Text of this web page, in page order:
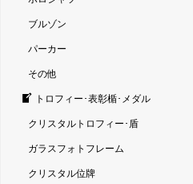
ブルゾン
パーカー
その他
トロフィー･表彰楯･メダル
クリスタルトロフィー･盾
ガラスフォトフレーム
クリスタル位牌